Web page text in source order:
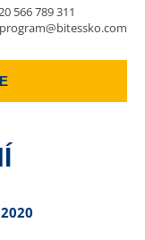
566 789 311
program@bitessko.com